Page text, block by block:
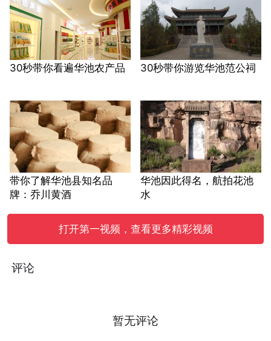
30秒带你看遍华池农产品 30秒带你游览华池范公祠
带你了解华池县知名品
牌：乔川黄酒
华池因此得名，航拍花池
水
打开第一视频，查看更多精彩视频
评论
暂无评论